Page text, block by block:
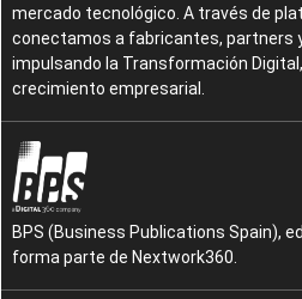
mercado tecnológico. A través de
conectamos a fabricantes, partners
impulsando la Transformación Digital,
crecimiento empresarial.
BPS (Business Publications Spain),
forma parte de Nextwork360.